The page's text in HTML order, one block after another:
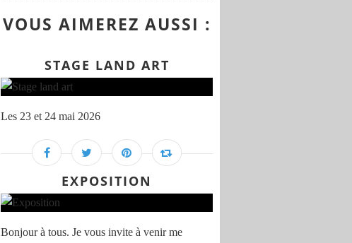
VOUS AIMEREZ AUSSI :
STAGE LAND ART
Les 23 et 24 mai 2026
EXPOSITION
Bonjour à tous. Je vous invite à venir me